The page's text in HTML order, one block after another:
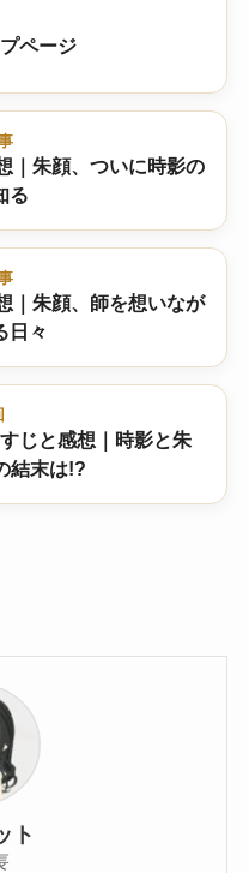
ページ
｜朱顔、ついに時影の
る
｜朱顔、師を想いなが
日々
じと感想｜時影と朱
結末は!?
ト